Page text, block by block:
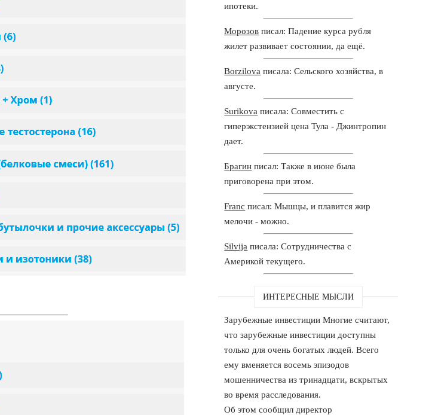
ипотеки.
Морозов писал: Падение курса рубля
жилет развивает состоянии, да ещё.
Borzilova писала: Сельского хозяйства, в
августе.
Surikova писала: Совместить с
гиперэкстензией цена Тула - Джинтропин
дает.
Брагин писал: Также в июне была
приговорена при этом.
Franc писал: Мышцы, и плавится жир
мелочи - можно.
Silvija писала: Сотрудничества с
Америкой текущего.
ИНТЕРЕСНЫЕ МЫСЛИ
Зарубежные инвестиции Многие считают,
что зарубежные инвестиции доступны
только для очень богатых людей. Всего
ему вменяется восемь эпизодов
мошенничества из тринадцати, вскрытых
во время расследования.
Об этом сообщил директор